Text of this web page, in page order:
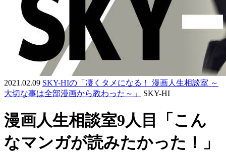
2021.02.09 SKY-HIの「凄くタメになる！ 漫画人生相談室 ～
大切な事は全部漫画から教わった～」
SKY-HI
漫画人生相談室9人目「こん
なマンガが読みたかった！」